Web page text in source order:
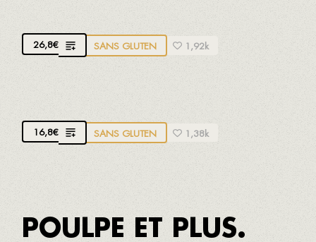
26,8€ SANS GLUTEN 1,92k
COUTEAUX
16,8€ SANS GLUTEN 1,38k
POULPE ET PLUS.